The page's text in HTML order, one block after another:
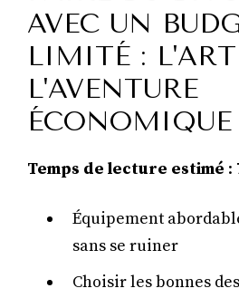
AVEC UN
LIMITÉ :
L'AVENTURE
ÉCONOMIQUE
Temps de lecture estimé :
Équipement
sans se ruiner
Choisir les bonnes